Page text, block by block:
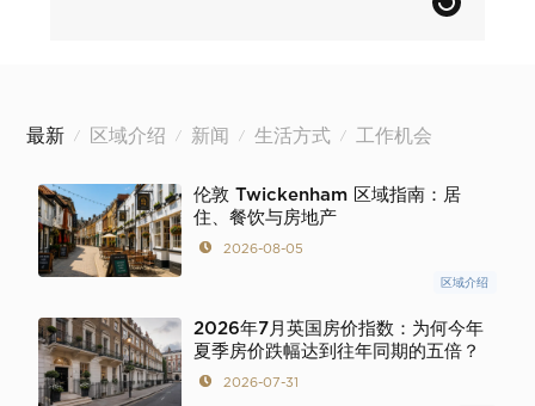
最新 / 区域介绍 / 新闻 / 生活方式 / 工作机会
伦敦 Twickenham 区域指南：居
住、餐饮与房地产
2026-08-05
区域介绍
2026年7月英国房价指数：为何今年
夏季房价跌幅达到往年同期的五倍？
2026-07-31